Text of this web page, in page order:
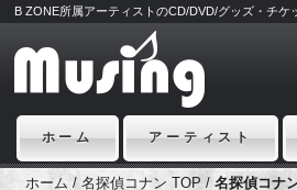
B ZONE所属アーティストのCD/DVD/グッズ・チ
ホーム アーティスト
ホーム / 名探偵コナン TOP / 名探偵コナ